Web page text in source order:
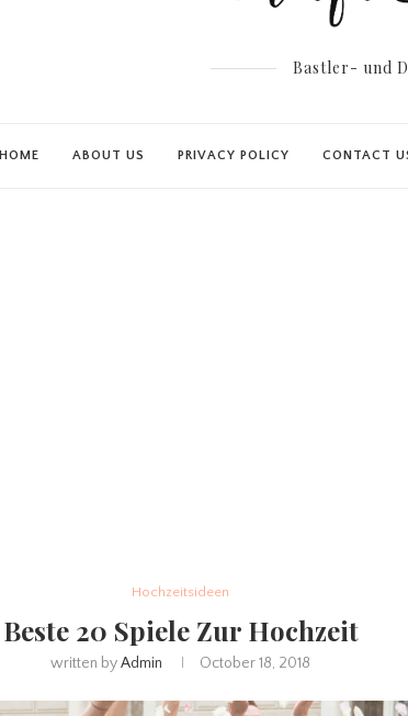
Bastler- und
HOME ABOUT US PRIVACY POLICY CONTACT
Hochzeitsideen
Beste 20 Spiele Zur Hochzeit
written byAdmin October 18, 2018